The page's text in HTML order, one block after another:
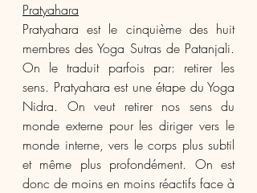
Pratyahara
Pratyahara est le cinquième des huit
membres des Yoga Sutras de Patanjali.
On le traduit parfois par: retirer les
sens. Pratyahara est une étape du Yoga
Nidra. On veut retirer nos sens du
monde externe pour les diriger vers le
monde interne, vers le corps plus subtil
et même plus profondément. On est
donc de moins en moins réactifs face à